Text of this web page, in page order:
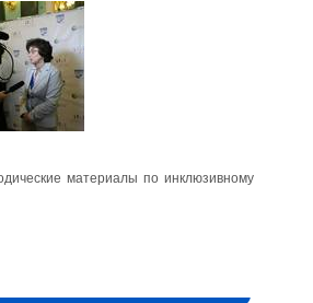
материалы по инклюзивному